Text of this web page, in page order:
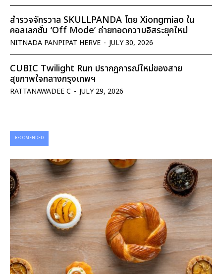
สำรวจจักรวาล SKULLPANDA โดย Xiongmiao ใน
คอลเลกชั่น ‘Off Mode’ ถ่ายทอดความอิสระยุคใหม่
NITNADA PANPIPAT HERVE - JULY 30, 2026
CUBIC Twilight Run ปรากฏการณ์ใหม่ของสาย
สุขภาพใจกลางกรุงเทพฯ
RATTANAWADEE C - JULY 29, 2026
RECOMENDED